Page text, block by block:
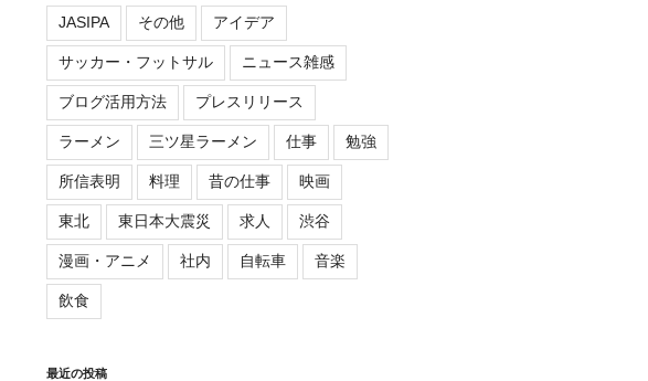
JASIPA その他 アイデア
サッカー・フットサル ニュース雑感
ブログ活用方法 プレスリリース
ラーメン 三ツ星ラーメン 仕事 勉強
所信表明 料理 昔の仕事 映画
東北 東日本大震災 求人 渋谷
漫画・アニメ 社内 自転車 音楽
飲食
最近の投稿